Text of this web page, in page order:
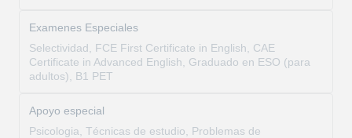
Examenes Especiales
Selectividad, FCE First Certificate in English, CAE
Certificate in Advanced English, Graduado en ESO (para
adultos), B1 PET
Apoyo especial
Psicologia, Técnicas de estudio, Problemas de